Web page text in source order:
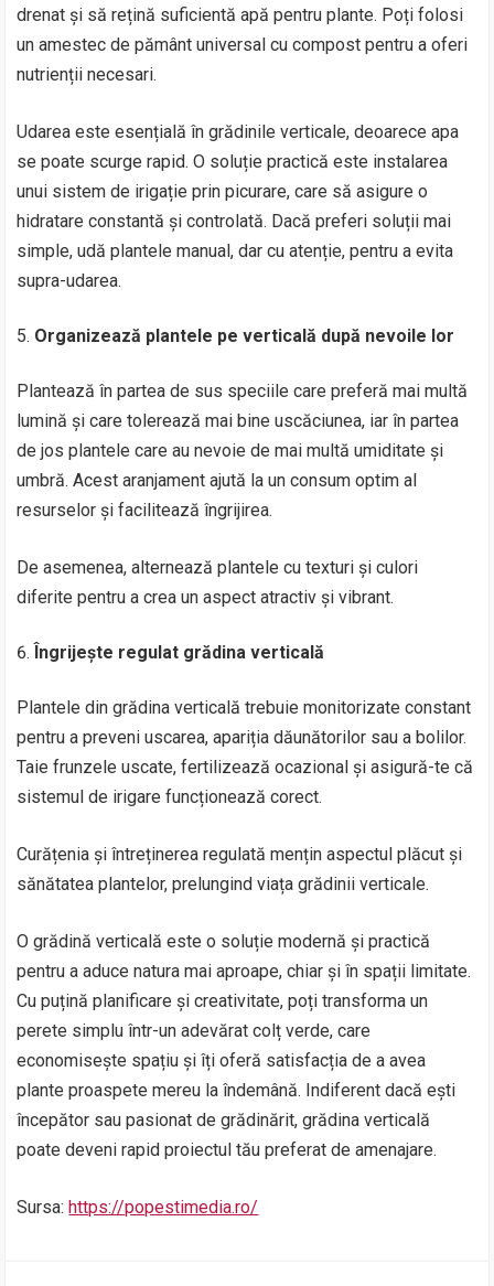
drenat și să rețină suficientă apă pentru plante. Poți folosi
un amestec de pământ universal cu compost pentru a oferi
nutrienții necesari.
Udarea este esențială în grădinile verticale, deoarece apa
se poate scurge rapid. O soluție practică este instalarea
unui sistem de irigație prin picurare, care să asigure o
hidratare constantă și controlată. Dacă preferi soluții mai
simple, udă plantele manual, dar cu atenție, pentru a evita
supra-udarea.
Organizează plantele pe verticală după nevoile lor
Plantează în partea de sus speciile care preferă mai multă
lumină și care tolerează mai bine uscăciunea, iar în partea
de jos plantele care au nevoie de mai multă umiditate și
umbră. Acest aranjament ajută la un consum optim al
resurselor și facilitează îngrijirea.
De asemenea, alternează plantele cu texturi și culori
diferite pentru a crea un aspect atractiv și vibrant.
Îngrijește regulat grădina verticală
Plantele din grădina verticală trebuie monitorizate constant
pentru a preveni uscarea, apariția dăunătorilor sau a bolilor.
Taie frunzele uscate, fertilizează ocazional și asigură-te că
sistemul de irigare funcționează corect.
Curățenia și întreținerea regulată mențin aspectul plăcut și
sănătatea plantelor, prelungind viața grădinii verticale.
O grădină verticală este o soluție modernă și practică
pentru a aduce natura mai aproape, chiar și în spații limitate.
Cu puțină planificare și creativitate, poți transforma un
perete simplu într-un adevărat colț verde, care
economisește spațiu și îți oferă satisfacția de a avea
plante proaspete mereu la îndemână. Indiferent dacă ești
începător sau pasionat de grădinărit, grădina verticală
poate deveni rapid proiectul tău preferat de amenajare.
Sursa:https://popestimedia.ro/